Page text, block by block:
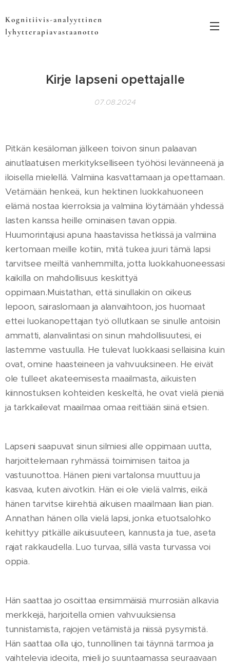
Kognitiivis-analyyttinen
lyhytterapiavastaanotto
Kirje lapseni opettajalle
07.08.2024
Pitkän kesäloman jälkeen toivon sinun palaavan
ainutlaatuisen merkitykselliseen työhösi levänneenä ja
iloisella mielellä. Valmiina kasvattamaan ja opettamaan.
Vetämään henkeä, kun hektinen luokkahuoneen
elämä nostaa kierroksia ja valmiina löytämään yhdessä
lasten kanssa heille ominaisen tavan oppia.
Huumorintajusi apuna haastavissa hetkissä ja valmiina
kertomaan meille kotiin, mitä tukea juuri tämä lapsi
tarvitsee meiltä vanhemmilta, jotta luokkahuoneessasi
kaikilla on mahdollisuus keskittyä
oppimaan.Muistathan, että sinullakin on oikeus
lepoon, sairaslomaan ja alanvaihtoon, jos huomaat
ettei luokanopettajan työ ollutkaan se sinulle antoisin
ammatti, alanvalintasi on sinun mahdollisuutesi, ei
lastemme vastuulla. He tulevat luokkaasi sellaisina kuin
ovat, omine haasteineen ja vahvuuksineen. He eivät
ole tulleet akateemisesta maailmasta, aikuisten
kiinnostuksen kohteiden keskeltä, he ovat vielä pieniä
ja tarkkailevat maailmaa omaa reittiään siinä etsien.
Lapseni saapuvat sinun silmiesi alle oppimaan uutta,
harjoittelemaan ryhmässä toimimisen taitoa ja
vastuunottoa. Hänen pieni vartalonsa muuttuu ja
kasvaa, kuten aivotkin. Hän ei ole vielä valmis, eikä
hänen tarvitse kiirehtiä aikuisen maailmaan liian pian.
Annathan hänen olla vielä lapsi, jonka etuotsalohko
kehittyy pitkälle aikuisuuteen, kannusta ja tue, aseta
rajat rakkaudella. Luo turvaa, sillä vasta turvassa voi
oppia.
Hän saattaa jo osoittaa ensimmäisiä murrosiän alkavia
merkkejä, harjoitella omien vahvuuksiensa
tunnistamista, rajojen vetämistä ja niissä pysymistä.
Hän saattaa olla ujo, tunnollinen tai täynnä tarmoa ja
vaihtelevia ideoita, mieli jo suuntaamassa seuraavaan